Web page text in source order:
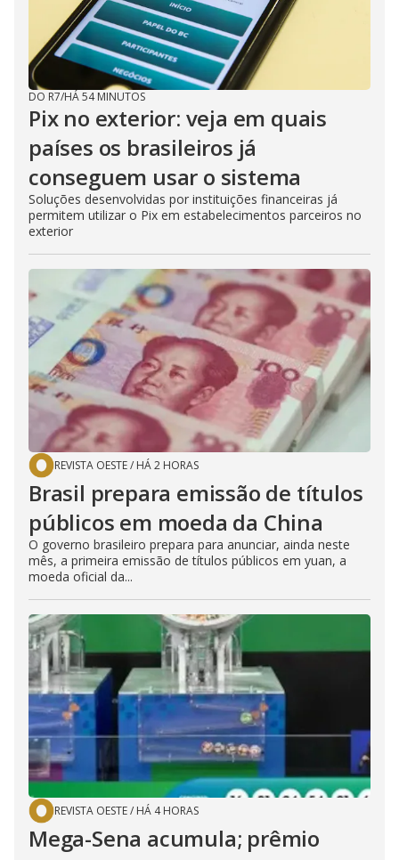
DO R7/HÁ 54 MINUTOS
Pix no exterior: veja em quais
países os brasileiros já
conseguem usar o sistema
Soluções desenvolvidas por instituições financeiras já
permitem utilizar o Pix em estabelecimentos parceiros no
exterior
REVISTA OESTE/ HÁ 2 HORAS
Brasil prepara emissão de títulos
públicos em moeda da China
O governo brasileiro prepara para anunciar, ainda neste
mês, a primeira emissão de títulos públicos em yuan, a
moeda oficial da...
REVISTA OESTE/ HÁ 4 HORAS
Mega-Sena acumula; prêmio